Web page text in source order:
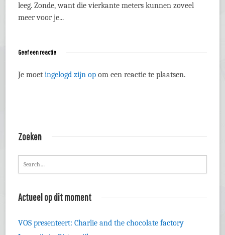
leeg. Zonde, want die vierkante meters kunnen zoveel
meer voor je...
Geef een reactie
Je moetingelogd zijn op om een reactie te plaatsen.
Zoeken
Actueel op dit moment
VOS presenteert: Charlie and the chocolate factory